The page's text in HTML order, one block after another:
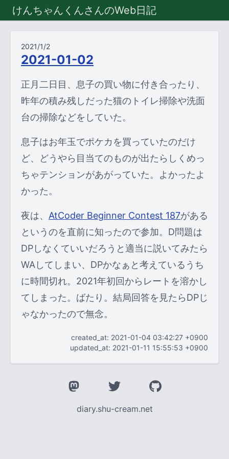
けんちゃんくんさんのWeb日記
2021/1/2
2021-01-02
正月二日目、息子の買い物に付き合ったり、
昨年の積み残しだった猫のトイレ掃除や洗面
台の掃除などをしていた。
息子はお年玉でポケカを買っていたのだけ
ど、どうやら目当てのものが出たらしくめっ
ちゃテンションがあがっていた。よかったよ
かった。
夜は、 AtCoder Beginner Contest 187がある
というのを直前に知ったので参加。D問題は
DPしなくていいだろうと適当に説いてみたら
WAしてしまい、DPかなぁと考えているうち
に時間切れ。2021年初回からレートを溶かし
てしまった。ばたり。結局回答を見たらDPじ
ゃなかったので無念。
created_at: 2021-01-04 03:42:27 +0900
updated_at: 2021-01-11 15:55:53 +0900
diary.shu-cream.net